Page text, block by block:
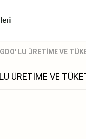
LU ÜRETİME VE
ÜRETİME VE